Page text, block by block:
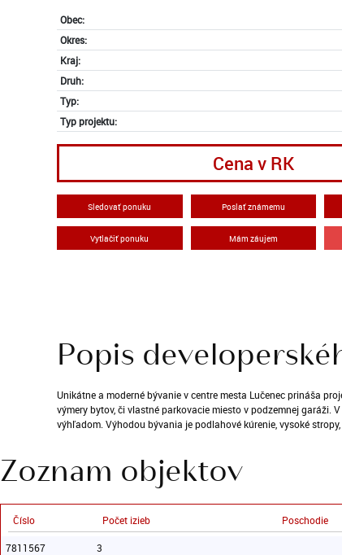
Obec:
Okres:
Kraj:
Druh:
Typ:
Typ projektu:
Cena v RK
Sledovať ponuku Poslať známemu
Vytlačiť ponuku Mám záujem
Popis
Unikátne a moderné bývanie v centre mesta Lučenec prináša
výmery bytov, či vlastné parkovacie miesto v podzemnej
výhľadom. Výhodou bývania je podlahové kúrenie, vysoké
Zoznam objektov
Číslo Počet izieb Poschodie
7811567 3